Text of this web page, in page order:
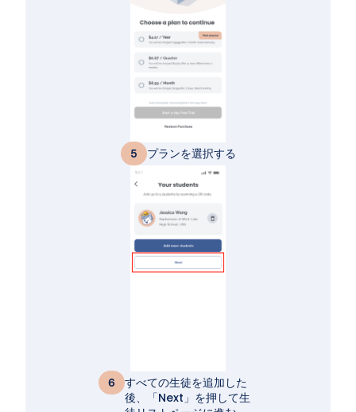
5 プランを選択する
6
すべての生徒を追加した
後、「Next」を押して生